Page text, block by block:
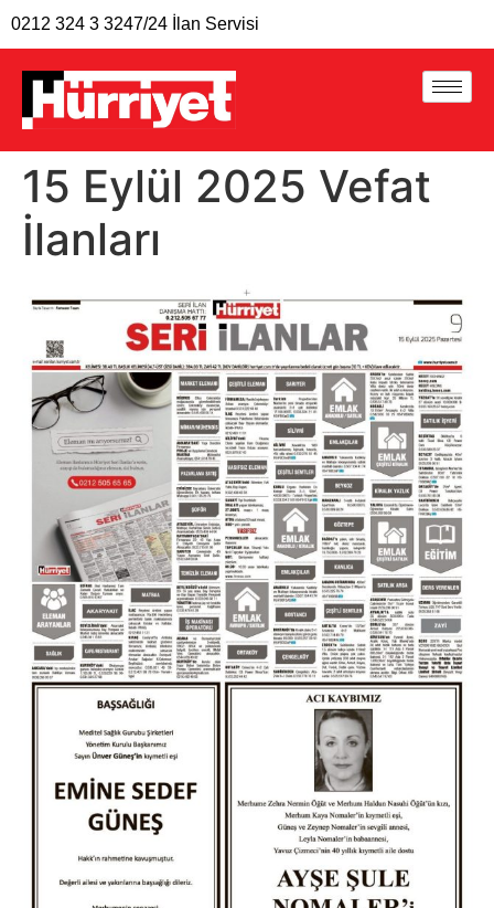
0212 324 3 3247/24 İlan Servisi
15 Eylül 2025 Vefat
İlanları